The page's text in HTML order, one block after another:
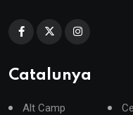
Catalunya
Alt Camp